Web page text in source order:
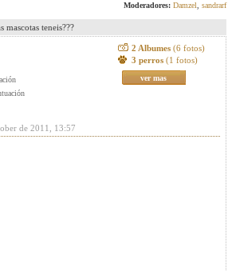
Moderadores: Damzel sandrarf
mascotas teneis???
2 Albumes (6 fotos)
3 perros (1 fotos)
ver mas
de 2011, 13:57